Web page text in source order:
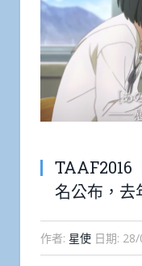
TAAF2016
名公布，去
作者: 星使 日期: